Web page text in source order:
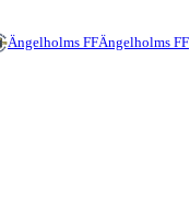
Ängelholms FFÄngelholms FF